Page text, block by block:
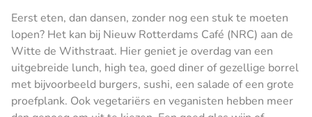
Eerst eten, dan dansen, zonder nog een stuk te moeten
lopen? Het kan bij Nieuw Rotterdams Café (NRC) aan de
Witte de Withstraat. Hier geniet je overdag van een
uitgebreide lunch, high tea, goed diner of gezellige borrel
met bijvoorbeeld burgers, sushi, een salade of een grote
proefplank. Ook vegetariërs en veganisten hebben meer